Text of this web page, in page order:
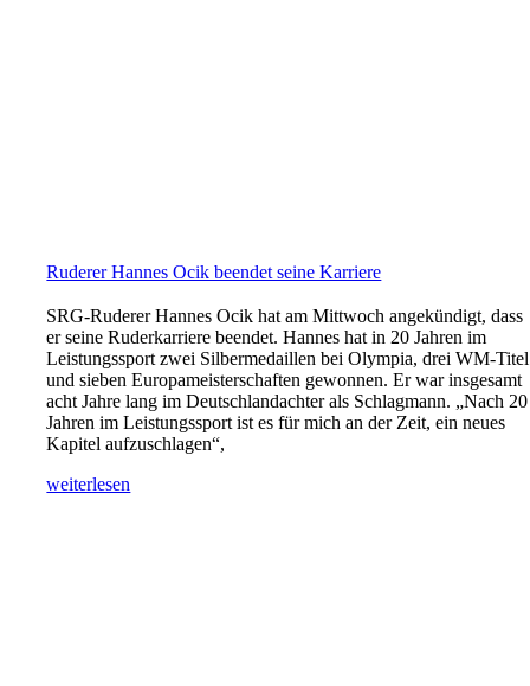
Ruderer Hannes Ocik beendet seine Karriere
SRG-Ruderer Hannes Ocik hat am Mittwoch angekündigt, dass
er seine Ruderkarriere beendet. Hannes hat in 20 Jahren im
Leistungssport zwei Silbermedaillen bei Olympia, drei WM-Titel
und sieben Europameisterschaften gewonnen. Er war insgesamt
acht Jahre lang im Deutschlandachter als Schlagmann. „Nach 20
Jahren im Leistungssport ist es für mich an der Zeit, ein neues
Kapitel aufzuschlagen“,
weiterlesen